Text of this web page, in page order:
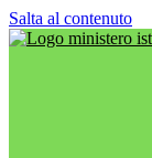
Salta al contenuto